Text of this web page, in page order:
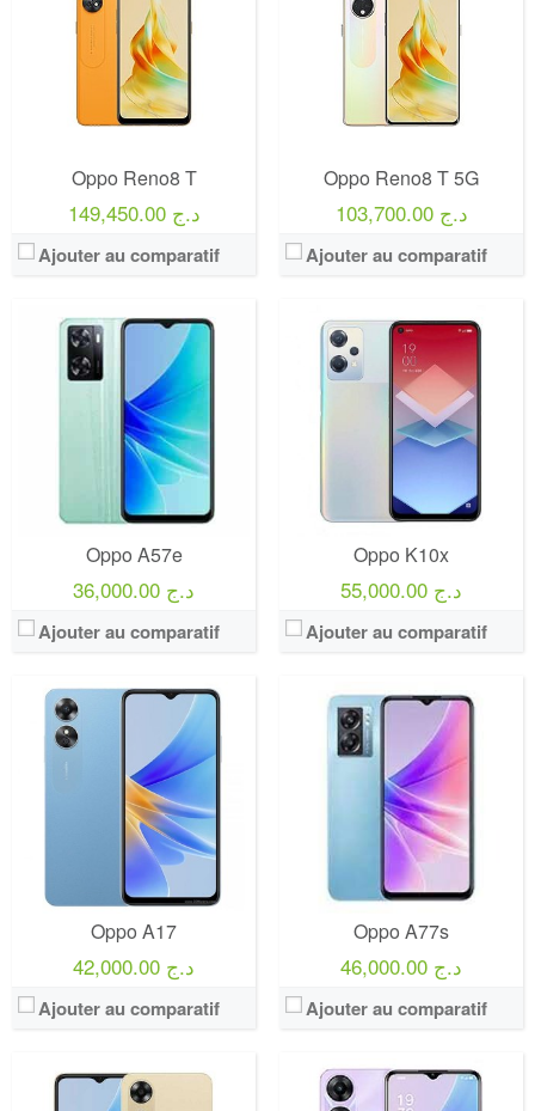
Oppo Reno8 T
149,450.00 د.ج
Ajouter au comparatif
Oppo Reno8 T 5G
103,700.00 د.ج
Ajouter au comparatif
Oppo A57e
36,000.00 د.ج
Ajouter au comparatif
Oppo K10x
55,000.00 د.ج
Ajouter au comparatif
Oppo A17
42,000.00 د.ج
Ajouter au comparatif
Oppo A77s
46,000.00 د.ج
Ajouter au comparatif